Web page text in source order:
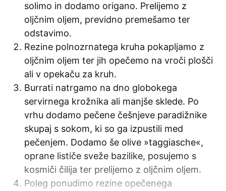
solimo in dodamo origano. Prelijemo z
oljčnim oljem, previdno premešamo ter
odstavimo.
Rezine polnozrnatega kruha pokapljamo z
oljčnim oljem ter jih opečemo na vroči plošči
ali v opekaču za kruh.
Burrati natrgamo na dno globokega
servirnega krožnika ali manjše sklede. Po
vrhu dodamo pečene češnjeve paradižnike
skupaj s sokom, ki so ga izpustili med
pečenjem. Dodamo še olive »taggiasche«,
oprane lističe sveže bazilike, posujemo s
kosmiči čilija ter prelijemo z oljčnim oljem.
Poleg ponudimo rezine opečenega